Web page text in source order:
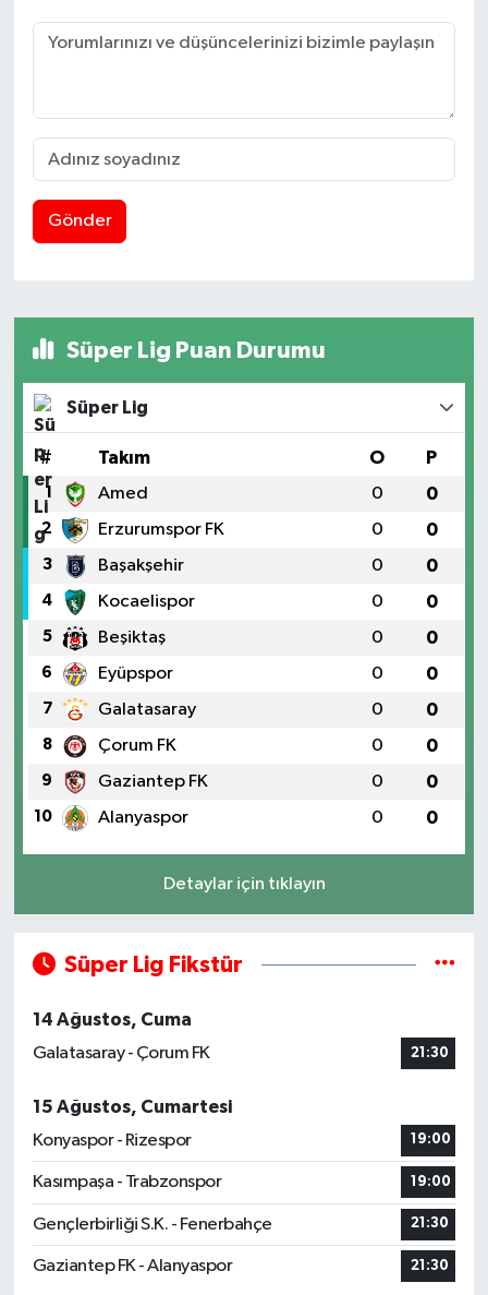
Gönder
Süper Lig Puan Durumu
Süper Lig
# Takım O P
1 Amed 0 0
2 Erzurumspor FK 0 0
3 Başakşehir 0 0
4 Kocaelispor 0 0
5 Beşiktaş 0 0
6 Eyüpspor 0 0
7 Galatasaray 0 0
8 Çorum FK 0 0
9 Gaziantep FK 0 0
10 Alanyaspor 0 0
Detaylar için tıklayın
Süper Lig Fikstür
14 Ağustos, Cuma
Galatasaray - Çorum FK
21:30
15 Ağustos, Cumartesi
Konyaspor - Rizespor
19:00
Kasımpaşa - Trabzonspor 19:00
Gençlerbirliği S.K. - Fenerbahçe 21:30
Gaziantep FK - Alanyaspor 21:30